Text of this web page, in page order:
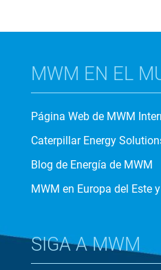
MWM EN EL
Página Web de MWM
Caterpillar Energy
Blog de Energía de MWM
MWM en Europa del Este
SIGA A MWM